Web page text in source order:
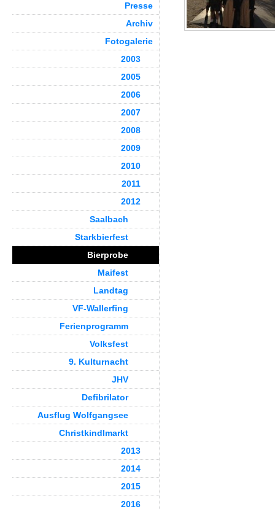
Presse
Archiv
Fotogalerie
2003
2005
2006
2007
2008
2009
2010
2011
2012
Saalbach
Starkbierfest
Bierprobe
Maifest
Landtag
VF-Wallerfing
Ferienprogramm
Volksfest
9. Kulturnacht
JHV
Defibrilator
Ausflug Wolfgangsee
Christkindlmarkt
2013
2014
2015
2016